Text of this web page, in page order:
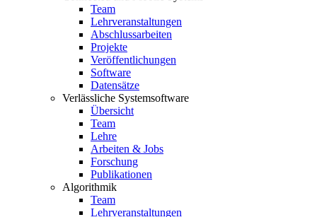
Team
Lehrveranstaltungen
Abschlussarbeiten
Projekte
Veröffentlichungen
Software
Datensätze
Verlässliche Systemsoftware
Übersicht
Team
Lehre
Arbeiten & Jobs
Forschung
Publikationen
Algorithmik
Team
Lehrveranstaltungen